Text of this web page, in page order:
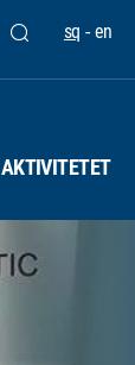
sq - en
AKTIVITETET